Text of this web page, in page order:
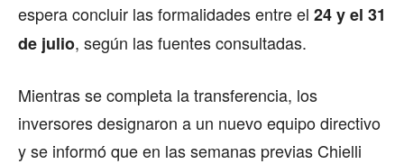
espera concluir las formalidades entre el 24 y el 31
de julio, según las fuentes consultadas.
Mientras se completa la transferencia, los
inversores designaron a un nuevo equipo directivo
y se informó que en las semanas previas Chielli